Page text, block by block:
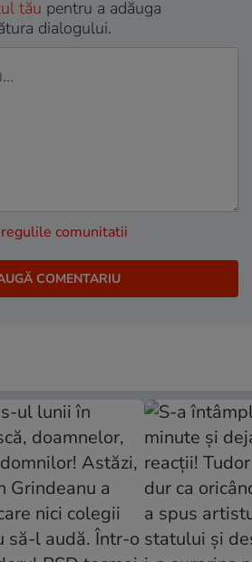
tău pentru a adăuga
dialogului.
regulile comunitatii